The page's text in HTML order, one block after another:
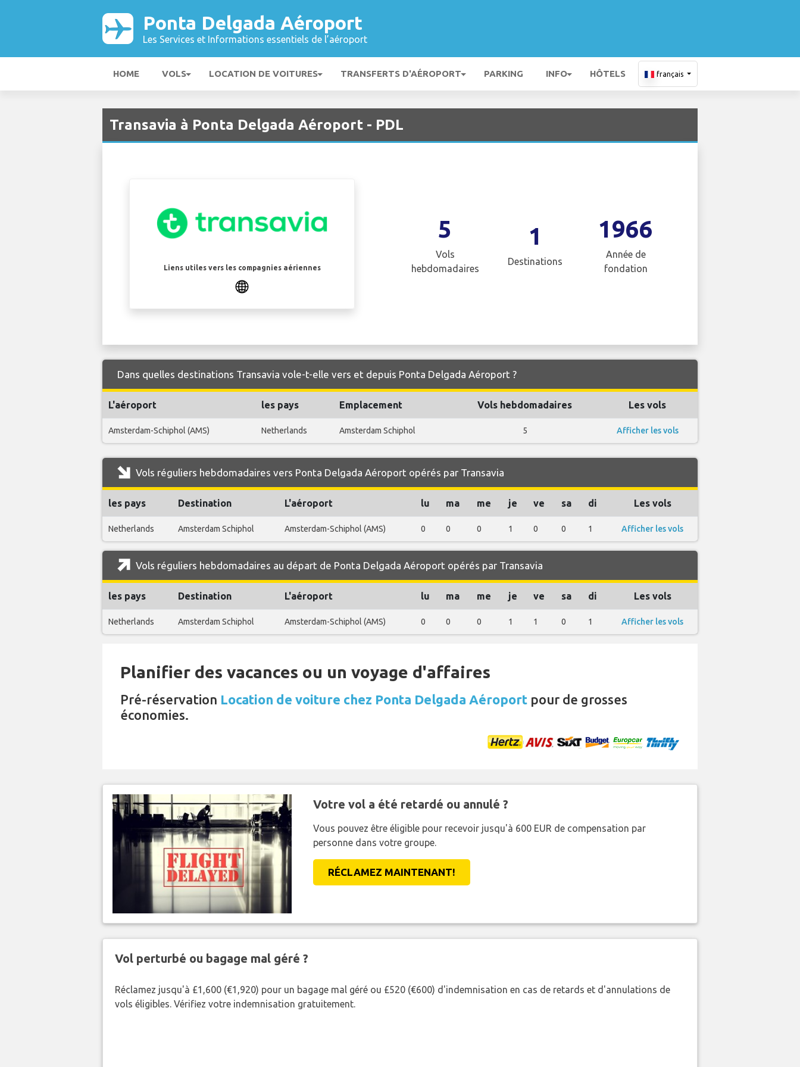
Ponta Delgada Aéroport
Les Services et Informations essentiels de l’aéroport
HOME VOLS LOCATION DE VOITURES TRANSFERTS D'AÉROPORT PARKING INFO HÔTELS français
Transavia à Ponta Delgada Aéroport - PDL
Liens utiles vers les compagnies aériennes
5
Vols
hebdomadaires
1
Destinations
1966
Année de
fondation
Dans quelles destinations Transavia vole-t-elle vers et depuis Ponta Delgada Aéroport ?
L'aéroport les pays Emplacement Vols hebdomadaires Les vols
Amsterdam-Schiphol (AMS) Netherlands Amsterdam Schiphol 5 Afficher les vols
Vols réguliers hebdomadaires vers Ponta Delgada Aéroport opérés par Transavia
les pays Destination L'aéroport lu ma me je ve sa di Les vols
Netherlands Amsterdam Schiphol Amsterdam-Schiphol (AMS) 0 0 0 1 0 0 1 Afficher les vols
Vols réguliers hebdomadaires au départ de Ponta Delgada Aéroport opérés par Transavia
les pays Destination L'aéroport lu ma me je ve sa di Les vols
Netherlands Amsterdam Schiphol Amsterdam-Schiphol (AMS) 0 0 0 1 1 0 1 Afficher les vols
Planifier des vacances ou un voyage d'affaires
Pré-réservation Location de voiture chez Ponta Delgada Aéroport pour de grosses
économies.
Votre vol a été retardé ou annulé ?
Vous pouvez être éligible pour recevoir jusqu'à 600 EUR de compensation par
personne dans votre groupe.
RÉCLAMEZ MAINTENANT!
Vol perturbé ou bagage mal géré ?
Réclamez jusqu'à £1,600 (€1,920) pour un bagage mal géré ou £520 (€600) d'indemnisation en cas de retards et d'annulations de
vols éligibles. Vérifiez votre indemnisation gratuitement.